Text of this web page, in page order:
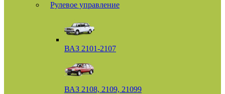
Рулевое управление
ВАЗ 2101-2107
ВАЗ 2108, 2109, 21099